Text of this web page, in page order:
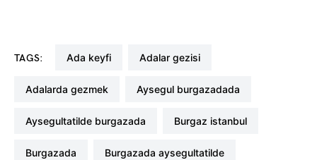
TAGS: ada keyfi adalar gezisi
adalarda gezmek aysegul burgazadada
aysegultatilde burgazada burgaz istanbul
burgazada burgazada aysegultatilde